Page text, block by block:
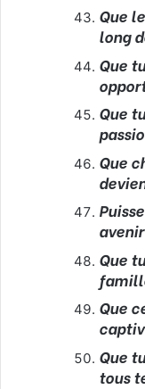
Que
long
Que
Que
Que
Que
Que
Que
tous